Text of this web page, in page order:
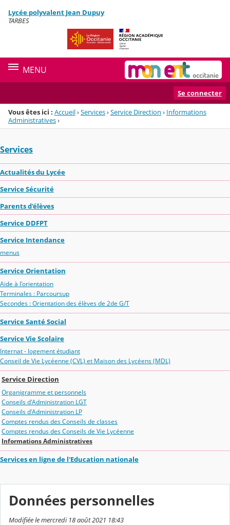
Menu de la rubrique
Contenu
Lycée polyvalent Jean Dupuy
TARBES
MENU
Se connecter
Vous êtes ici : Accueil›Services›Service Direction › Informations
Administratives›
Services
Actualités du Lycée
Service Sécurité
Parents d'élèves
Service DDFPT
Service Intendance
menus
Service Orientation
Aide à l'orientation
Terminales : Parcoursup
Secondes : Orientation des élèves de 2de G/T
Service Santé Social
Service Vie Scolaire
Internat - logement étudiant
Conseil de Vie Lycéenne (CVL) et Maison des Lycéens (MDL)
Service Direction
Organigramme et personnels
Conseils d'Administration LGT
Conseils d'Administration LP
Comptes rendus des Conseils de classes
Comptes rendus des Conseils de Vie Lycéenne
Informations Administratives
Services en ligne de l'Education nationale
Données personnelles
Modifiée le mercredi 18 août 2021 18:43